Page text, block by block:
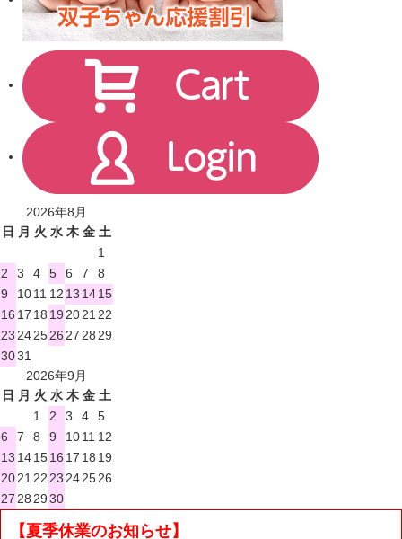
2026年8月
日 月 火 水 木 金 土
1
2
3 4 5 6 7
8
9
1011 12 13 1415
16 17 18 19 2021 22
23 242526 27 28 29
3031
2026年9月
日 月 火 水 木 金 土
1
2 3 4
5
6
7 8 9 1011 12
13 141516 17 18 19
2021 22 23 242526
27 28 2930
【夏季休業のお知らせ】